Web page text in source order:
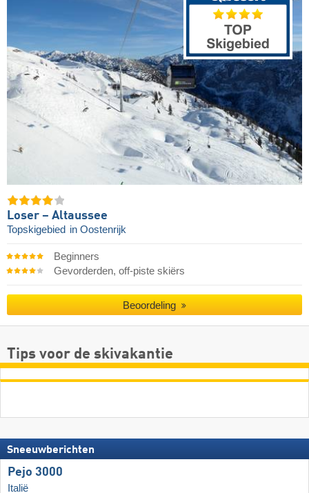
Loser – Altaussee
Topskigebied in Oostenrijk
Beginners
Gevorderden, off-piste skiërs
Beoordeling
Tips voor de skivakantie
Sneeuwberichten
Pejo 3000
Italië